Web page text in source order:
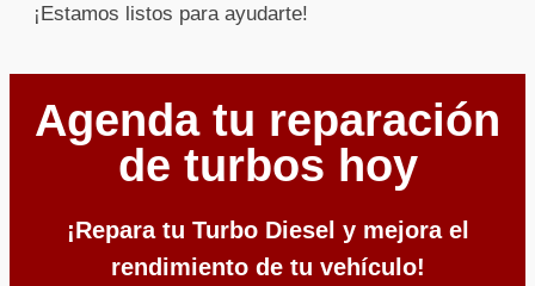
¡Estamos listos para ayudarte!
Agenda tu reparación
de turbos hoy
¡Repara tu Turbo Diesel y mejora el
rendimiento de tu vehículo!